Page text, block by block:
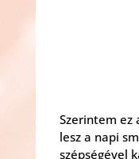
Szerintem ez
lesz a napi
szépségével